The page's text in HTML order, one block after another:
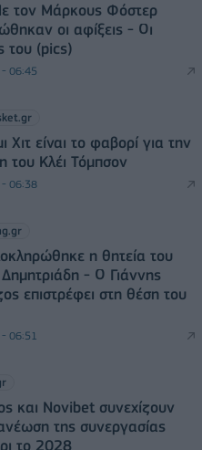
τον Μάρκους Φόστερ
οι αφίξεις - Οι
του (pics)
06:45
Χιτ είναι το φαβορί για την
του Κλέι Τόμπσον
06:38
η θητεία του
- Ο Γιάννης
επιστρέφει στη θέση του
06:51
και Novibet συνεχίζουν
της συνεργασίας
το 2028